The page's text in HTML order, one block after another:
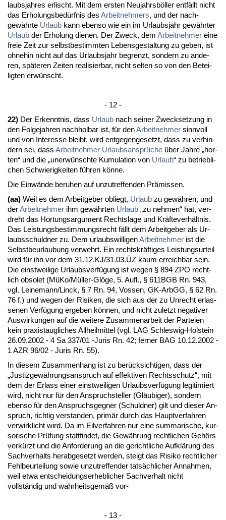
laubs­jah­res er­lischt. Mit dem ers­ten Neu­jahrsböller entfällt nicht
das Er­ho­lungs­bedürf­nis des Ar­beit­neh­mers, und der nach­
gewähr­te Ur­laub kann eben­so wie ein im Ur­laubs­jahr gewähr­ter
Ur­laub der Er­ho­lung die­nen. Der Zweck, dem Ar­beit­neh­mer ei­ne
freie Zeit zur selbst­be­stimm­ten Le­bens­ge­stal­tung zu ge­ben, ist
oh­ne­hin nicht auf das Ur­laubs­jahr be­grenzt, son­dern zu an­de­
ren, späte­ren Zei­ten rea­li­sier­bar, nicht sel­ten so von den Be­tei­
lig­ten erwünscht.
- 12 -
22) Der Er­kennt­nis, dass Ur­laub nach sei­ner Zweck­set­zung in
den Fol­ge­jah­ren nach­hol­bar ist, für denAr­beit­neh­mer sinn­voll
und von In­ter­es­se bleibt, wird ent­ge­gen­ge­setzt, dass zu ver­hin­
dern sei, dass Ar­beit­neh­mer Ur­laubs­ansprüche über Jah­re „hor­
ten“ und die „un­erwünsch­te Ku­mu­la­ti­on von Ur­laub“ zu be­trieb­li­
chen Schwie­rig­kei­ten führen könne.
Die Einwände be­ru­hen auf un­zu­tref­fen­den Prämis­sen.
(aa) Weil es dem Ar­beit­ge­ber ob­liegt, Ur­laub zu gewähren, und
derAr­beit­neh­mer ihm gewähr­ten Ur­laub „zu neh­men“ hat, ver­
dreht das Hor­tungs­ar­gu­ment Rechts­la­ge und Kräfte­verhält­nis.
Das Leis­tungs­be­stim­mungs­recht fällt dem Ar­beit­ge­ber als Ur­
laubs­schuld­ner zu. Dem ur­laubs­wil­li­genAr­beit­neh­mer ist die
Selbst­be­ur­lau­bung ver­wehrt. Ein rechts­kräfti­ges Leis­tungs­ur­teil
wird für ihn vor dem 31.12.KJ/31.03.ÜZ kaum er­reich­bar sein.
Die einst­wei­li­ge Ur­laubs­verfügung ist we­gen § 894 ZPO recht­
lich ob­so­let (MüKo/Müller-Glöge, 5. Aufl., § 611BGB Rn. 943,
vgl. Lei­ne­mann/Linck, § 7 Rn. 94, Vos­sen, GK-ArbGG, § 62 Rn.
76 f.) und we­gen der Ri­si­ken, die sich aus der zu Un­recht er­las­
se­nen Verfügung er­ge­ben können, und nicht zu­letzt ne­ga­ti­ver
Aus­wir­kun­gen auf die wei­te­re Zu­sam­men­ar­beit der Par­tei­en
kein pra­xis­taug­li­ches All­heil­mit­tel (vgl. LAG Schles­wig-Hol­stein
26.09.2002 - 4 Sa 337/01 -Ju­ris Rn. 42; fer­ner BAG 10.12.2002 -
1 AZR 96/02 - Ju­ris Rn. 55).
In die­sem Zu­sam­men­hang ist zu berück­sich­ti­gen, dass der
„Jus­tiz­gewährungs­an­spruch auf ef­fek­ti­ven Rechts­schutz“, mit
dem der Er­lass ei­ner einst­wei­li­gen Ur­laubs­verfügung le­gi­ti­miert
wird, nicht nur für den An­spruch­stel­ler (Gläubi­ger), son­dern
eben­so für den An­spruchs­geg­ner (Schuld­ner) gilt und die­ser An­
spruch, rich­tig ver­stan­den, primär durch das Haupt­ver­fah­ren
ver­wirk­licht wird. Da im Eil­ver­fah­ren nur ei­ne sum­ma­ri­sche, kur­
so­ri­sche Prüfung statt­fin­det, die Gewährung recht­li­chen Gehörs
verkürzt und die An­for­de­rung an die ge­richt­li­che Aufklärung des
Sach­ver­halts her­ab­ge­setzt wer­den, steigt das Ri­si­ko recht­li­cher
Fehl­be­ur­tei­lung so­wie un­zu­tref­fen­der tatsäch­li­cher An­nah­men,
weil et­wa ent­schei­dungs­er­heb­li­cher Sach­ver­halt nicht
vollständig und wahr­heits­gemäß vor-
- 13 -